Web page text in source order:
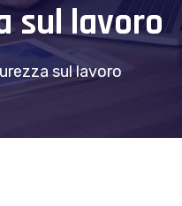
sul lavoro
sul lavoro